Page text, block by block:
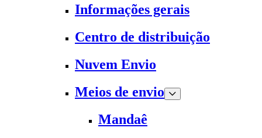
Informações gerais
Centro de distribuição
Nuvem Envio
Meios de envio
Mandaê